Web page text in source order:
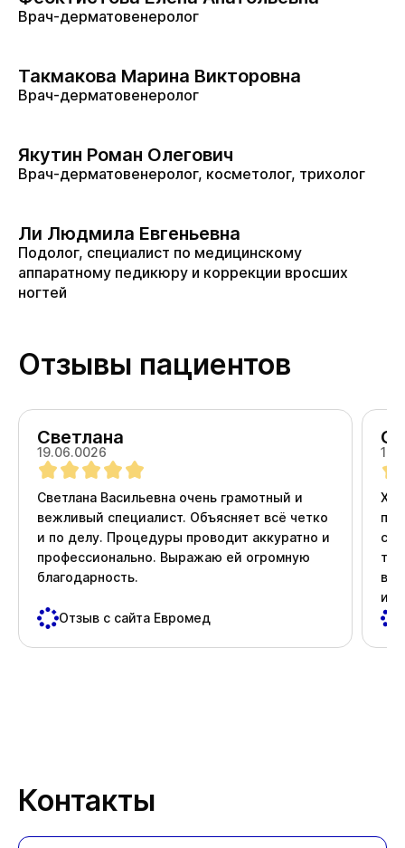
Врач-дерматовенеролог
Такмакова Марина Викторовна
Врач-дерматовенеролог
Якутин Роман Олегович
Врач-дерматовенеролог, косметолог, трихолог
Ли Людмила Евгеньевна
Подолог, специалист по медицинскому
аппаратному педикюру и коррекции вросших
ногтей
Отзывы пациентов
Светлана
19.06.0026
Светлана Васильевна очень грамотный и
вежливый специалист. Объясняет всё четко
и по делу. Процедуры проводит аккуратно и
профессионально. Выражаю ей огромную
благодарность.
Отзыв с сайта Евромед
и
Контакты